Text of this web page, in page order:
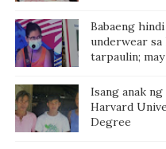
Babaeng
underwear
tarpaulin;
Isang anak
Harvard
Degree